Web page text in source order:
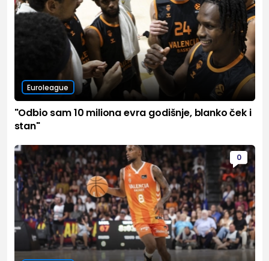
Euroleague
"Odbio sam 10 miliona evra godišnje, blanko ček i
stan"
0